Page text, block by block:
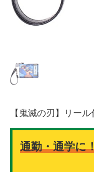
【鬼滅の刃】リー
通勤・通学に